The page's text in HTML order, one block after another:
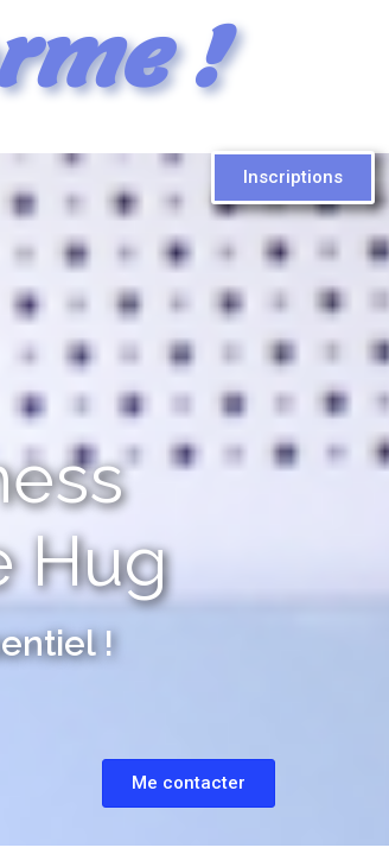
!
Inscriptions
Hug
!
Me contacter